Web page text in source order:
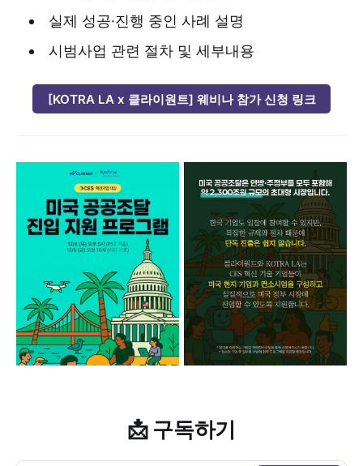
실제 성공·진행 중인 사례 설명
시범사업 관련 절차 및 세부내용
[KOTRA LA x 클라이원트] 웨비나 참가 신청 링크
📩 구독하기